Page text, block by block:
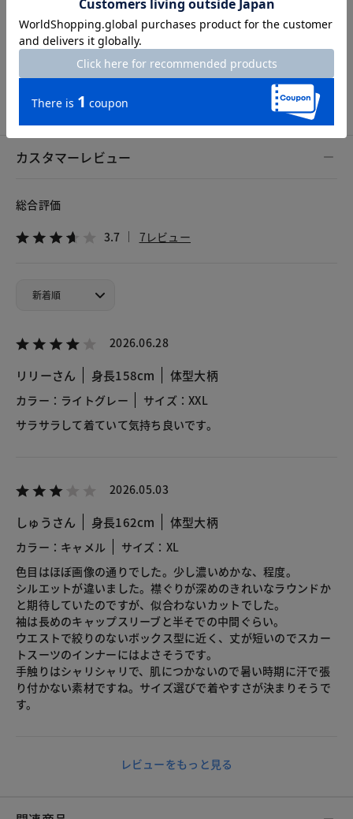
Length 58cm
S M L XL XXL
カスタマーレビュー
総合評価
3.7 7レビュー
2026.06.28
リリーさん 身長158cm 体型大柄
カラー：ライトグレー
サイズ：XXL
サラサラして着ていて気持ち良いです。
2026.05.03
しゅうさん 身長162cm 体型大柄
カラー：キャメル
サイズ：XL
色目はほぼ画像の通りでした。少し濃いめかな、程度。
シルエットが違いました。襟ぐりが深めのきれいなラウンドか
と期待していたのですが、似合わないカットでした。
袖は長めのキャップスリーブと半そでの中間ぐらい。
ウエストで絞りのないボックス型に近く、丈が短いのでスカー
トスーツのインナーにはよさそうです。
手触りはシャリシャリで、肌につかないので暑い時期に汗で張
り付かない素材ですね。サイズ選びで着やすさが決まりそうで
す。
レビューをもっと見る